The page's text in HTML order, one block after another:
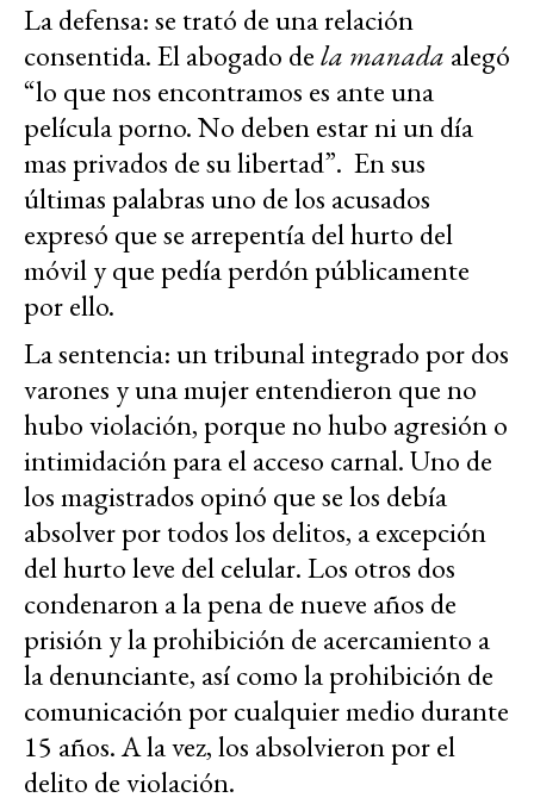
La defensa: se trató de una relación
consentida. El abogado dela manada alegó
“lo que nos encontramos es ante una
película porno. No deben estar ni un día
mas privados de su libertad”. En sus
últimas palabras uno de los acusados
expresó que se arrepentía del hurto del
móvil y que pedía perdón públicamente
por ello.
La sentencia: un tribunal integrado por dos
varones y una mujer entendieron que no
hubo violación, porque no hubo agresión o
intimidación para el acceso carnal. Uno de
los magistrados opinó que se los debía
absolver por todos los delitos, a excepción
del hurto leve del celular. Los otros dos
condenaron a la pena de nueve años de
prisión y la prohibición de acercamiento a
la denunciante, así como la prohibición de
comunicación por cualquier medio durante
15 años. A la vez, los absolvieron por el
delito de violación.